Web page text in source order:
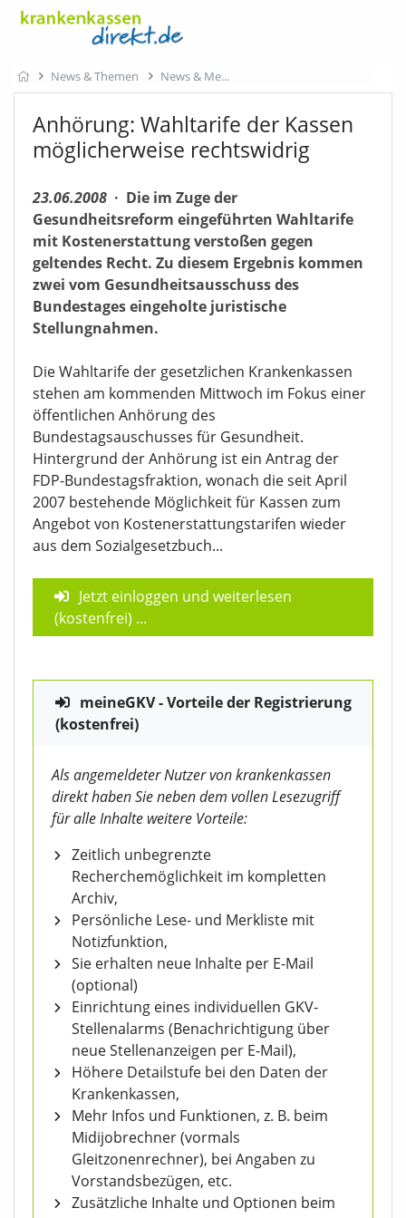
News & Themen News & Me
Anhörung: Wahltarife der Kassen
möglicherweise rechtswidrig
23.06.2008 · Die im Zuge der
Gesundheitsreform eingeführten Wahltarife
mit Kostenerstattung verstoßen gegen
geltendes Recht. Zu diesem Ergebnis kommen
zwei vom Gesundheitsausschuss des
Bundestages eingeholte juristische
Stellungnahmen.
Die Wahltarife der gesetzlichen Krankenkassen
stehen am kommenden Mittwoch im Fokus einer
öffentlichen Anhörung des
Bundestagsauschusses für Gesundheit.
Hintergrund der Anhörung ist ein Antrag der
FDP-Bundestagsfraktion, wonach die seit April
2007 bestehende Möglichkeit für Kassen zum
Angebot von Kostenerstattungstarifen wieder
aus dem Sozialgesetzbuch...
Jetzt einloggen und weiterlesen
(kostenfrei) ...
meineGKV - Vorteile der Registrierung
(kostenfrei)
Als angemeldeter Nutzer von krankenkassen
direkt haben Sie neben dem vollen Lesezugriff
für alle Inhalte weitere Vorteile:
Zeitlich unbegrenzte
Recherchemöglichkeit im kompletten
Archiv,
Persönliche Lese- und Merkliste mit
Notizfunktion,
Sie erhalten neue Inhalte per E-Mail
(optional)
Einrichtung eines individuellen GKV-
Stellenalarms (Benachrichtigung über
neue Stellenanzeigen per E-Mail),
Höhere Detailstufe bei den Daten der
Krankenkassen,
Mehr Infos und Funktionen, z. B. beim
Midijobrechner (vormals
Gleitzonenrechner), bei Angaben zu
Vorstandsbezügen, etc.
Zusätzliche Inhalte und Optionen beim